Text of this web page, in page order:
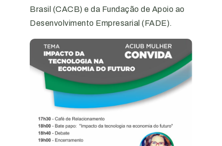
Brasil (CACB) e da Fundação de Apoio ao
Desenvolvimento Empresarial (FADE).